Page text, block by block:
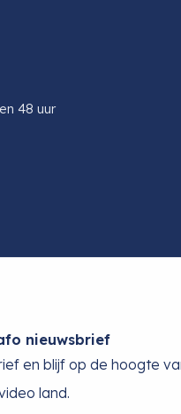
48 uur
nieuwsbrief
en blijf op de hoogte
land.